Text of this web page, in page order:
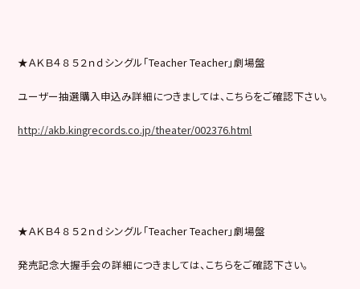
★ＡＫＢ４８ ５２ｎｄシングル「Teacher Teacher」劇場盤
ユーザー抽選購入申込み詳細につきましては、こちらをご確認下さい。
http://akb.kingrecords.co.jp/theater/002376.html
★ＡＫＢ４８ ５２ｎｄシングル「Teacher Teacher」劇場盤
発売記念大握手会の詳細につきましては、こちらをご確認下さい。